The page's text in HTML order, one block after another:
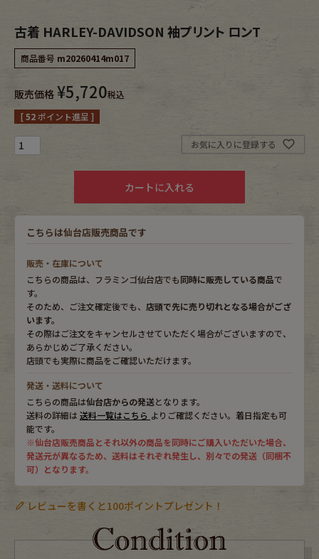
Outer One Piece
Fafatt
小物・アクセサリーから探す
Eye Wear Cap
Stall・Scarf
Belt
FAFATT
古着 HARLEY-DAVIDSON 袖プリント ロンT
商品番号 m20260414m017
販売価格 ¥5,720税込
[52ポイント進呈 ]
お気に入りに登録する
カートに入れる
こちらは仙台店販売商品です
販売・在庫について
こちらの商品は、フラミンゴ仙台店でも同時に販売している商品で
す。
そのため、ご注文確定後でも、 店頭で先に売り切れとなる場合がござ
います。
その際はご注文をキャンセルさせていただく場合がございますので、
あらかじめご了承ください。
店頭でも実際に商品をご確認いただけます。
発送・送料について
こちらの商品は仙台店からの発送となります。
送料の詳細は 送料一覧はこちら よりご確認ください。着日指定も可
能です。
※仙台店販売商品とそれ以外の商品を同時にご購入いただいた場合、
発送元が異なるため、送料はそれぞれ発生し、別々での発送（同梱不
可）となります。
レビューを書くと100ポイントプレゼント！